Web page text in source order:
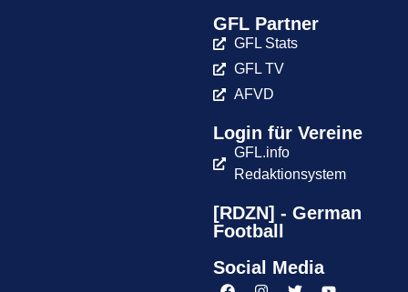
GFL Partner
GFL Stats
GFL TV
AFVD
Login für Vereine
GFL.info
Redaktionsystem
[RDZN] - German
Football
Social Media